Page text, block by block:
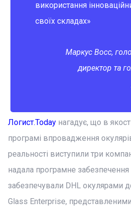
використання
своїх складах»
Маркус Восс,
директор та
Логист.Today нагадує, що в
програмі впровадження
реальності виступили три
надала програмне забезпечення
забезпечували DHL окулярами
Glass Enterprise,